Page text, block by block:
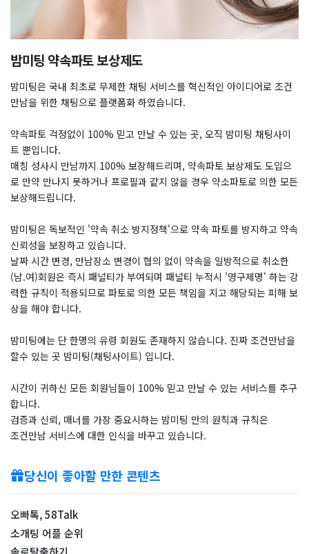
밤미팅 약속파토 보상제도
밤미팅은 국내 최초로 무제한 채팅 서비스를 혁신적인 아이디어로 조건
만남을 위한 채팅으로 플랫폼화 하였습니다.
약속파토 걱정없이 100% 믿고 만날 수 있는 곳, 오직 밤미팅 채팅사이
트 뿐입니다.
매칭 성사시 만남까지 100% 보장해드리며, 약속파토 보상제도 도입으
로 만약 만나지 못하거나 프로필과 같지 않을 경우 약소파토로 의한 모든
보상해드립니다.
밤미팅은 독보적인 '약속 취소 방지정책'으로 약속 파토를 방지하고 약속
신뢰성을 보장하고 있습니다.
날짜 시간 변경, 만남장소 변경이 협의 없이 약속을 일방적으로 취소한
(남.여)회원은 즉시 패널티가 부여되며 패널티 누적시 '영구제명' 하는 강
력한 규칙이 적용되므로 파토로 의한 모든 책임을 지고 해당되는 피해 보
상을 해야 합니다.
밤미팅에는 단 한명의 유령 회원도 존재하지 않습니다. 진짜 조건만남을
할수 있는 곳 밤미팅(채팅사이트) 입니다.
시간이 귀하신 모든 회원님들이 100% 믿고 만날 수 있는 서비스를 추구
합니다.
검증과 신뢰, 매너를 가장 중요시하는 밤미팅 만의 원칙과 규칙은
조건만남 서비스에 대한 인식을 바꾸고 있습니다.
당신이 좋아할 만한 콘텐츠
오빠톡, 58Talk
소개팅 어플 순위